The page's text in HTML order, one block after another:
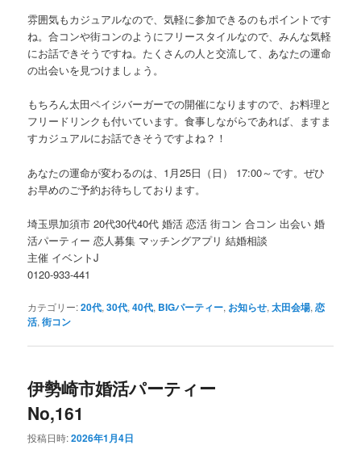
雰囲気もカジュアルなので、気軽に参加できるのもポイントです
ね。合コンや街コンのようにフリースタイルなので、みんな気軽
にお話できそうですね。たくさんの人と交流して、あなたの運命
の出会いを見つけましょう。
もちろん太田ペイジバーガーでの開催になりますので、お料理と
フリードリンクも付いています。食事しながらであれば、ますま
すカジュアルにお話できそうですよね？！
あなたの運命が変わるのは、1月25日（日） 17:00～です。ぜひ
お早めのご予約お待ちしております。
埼玉県加須市 20代30代40代 婚活 恋活 街コン 合コン 出会い 婚
活パーティー 恋人募集 マッチングアプリ 結婚相談
主催 イベントJ
0120-933-441
カテゴリー:20代,30代,40代, BIGパーティー, お知らせ,太田会場,恋
活,街コン
伊勢崎市婚活パーティー
No,161
投稿日時:2026年1月4日